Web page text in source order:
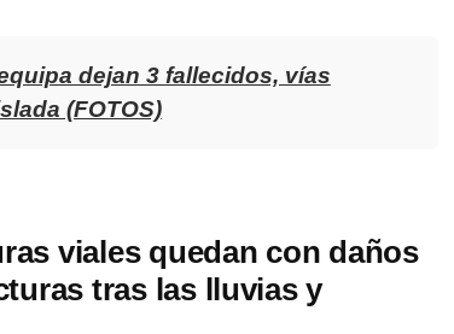
dejan 3 fallecidos, vías
(FOTOS)
viales quedan con daños
tras las lluvias y